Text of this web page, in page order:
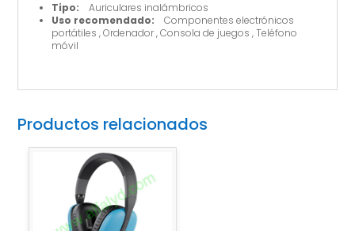
Tipo: Auriculares inalámbricos
Uso recomendado: Componentes electrónicos
portátiles , Ordenador , Consola de juegos , Teléfono
móvil
Productos relacionados